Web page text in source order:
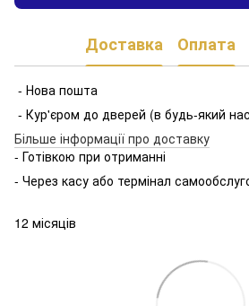
Доставка Оплата
- Нова пошта
- Кур'єром до дверей (в будь-який
Більше інформації про доставку
- Готівкою при отриманні
- Через касу або термінал
12 місяців